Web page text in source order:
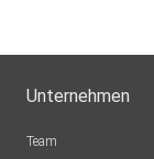
Unternehmen
Team